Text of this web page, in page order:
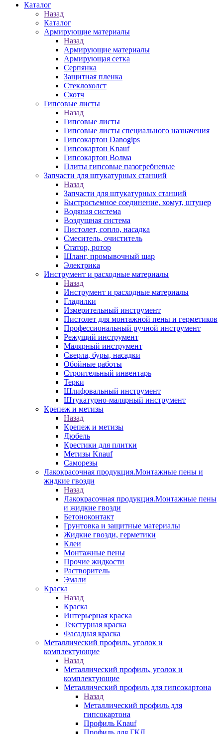
Каталог
Назад
Каталог
Армирующие материалы
Назад
Армирующие материалы
Армирующая сетка
Серпянка
Защитная пленка
Стеклохолст
Скотч
Гипсовые листы
Назад
Гипсовые листы
Гипсовые листы специального назначения
Гипсокартон Danogips
Гипсокартон Knauf
Гипсокартон Волма
Плиты гипсовые пазогребневые
Запчасти для штукатурных станций
Назад
Запчасти для штукатурных станций
Быстросъемное соединение, хомут, штуцер
Водяная система
Воздушная система
Пистолет, сопло, насадка
Смеситель, очиститель
Статор, ротор
Шланг, промывочный шар
Электрика
Инструмент и расходные материалы
Назад
Инструмент и расходные материалы
Гладилки
Измерительный инструмент
Пистолет для монтажной пены и герметиков
Профессиональный ручной инструмент
Режущий инструмент
Малярный инструмент
Сверла, буры, насадки
Обойные работы
Строительный инвентарь
Терки
Шлифовальный инструмент
Штукатурно-малярный инструмент
Крепеж и метизы
Назад
Крепеж и метизы
Дюбель
Крестики для плитки
Метизы Knauf
Саморезы
Лакокрасочная продукция.Монтажные пены и
жидкие гвозди
Назад
Лакокрасочная продукция.Монтажные пены
и жидкие гвозди
Бетоноконтакт
Грунтовка и защитные материалы
Жидкие гвозди, герметики
Клеи
Монтажные пены
Прочие жидкости
Растворитель
Эмали
Краска
Назад
Краска
Интерьерная краска
Текстурная краска
Фасадная краска
Металлический профиль, уголок и
комплектующие
Назад
Металлический профиль, уголок и
комплектующие
Металлический профиль для гипсокартона
Назад
Металлический профиль для
гипсокартона
Профиль Knauf
Профиль для ГКЛ